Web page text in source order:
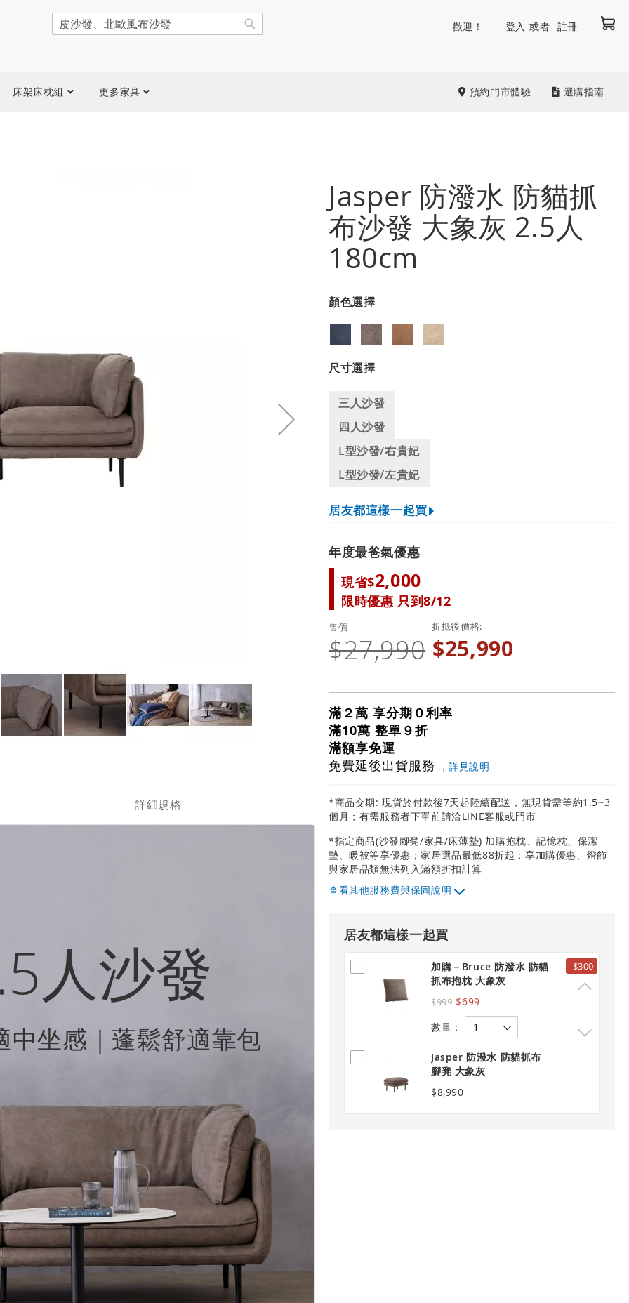
我
搜
尋
歡迎！ 登入 註冊
床架床枕組 更多家具 預約門市體驗 選購指南
庫
Jasper 防潑水 防貓抓
布沙發 大象灰 2.5人
180cm
顏色選擇
尺寸選擇
三人沙發
四人沙發
L型沙發/右貴妃
L型沙發/左貴妃
居友都這樣一起買
年度最爸氣優惠
現省$2,000
限時優惠 只到8/12
折抵後價格
$25,990
售價
$27,990
滿２萬 享分期０利率
滿10萬 整單９折
滿額享免運
免費延後出貨服務 ，詳見說明
*商品交期: 現貨於付款後7天起陸續配送，無現貨需等約1.5~3
個月；有需服務者下單前請洽LINE客服或門市
*指定商品(沙發腳凳/家具/床薄墊) 加購抱枕、記憶枕、保潔
墊、暖被等享優惠；家居選品最低88折起；享加購優惠、燈飾
與家居品類無法列入滿額折扣計算
其他服務費與保固說明
居友都這樣一起買
加購－Bruce 防潑水 防貓
抓布抱枕 大象灰
$999 $699
數量：
-$300
Jasper 防潑水 防貓抓布
腳凳 大象灰
$8,990
詳細規格
人沙發
中坐感｜蓬鬆舒適靠包